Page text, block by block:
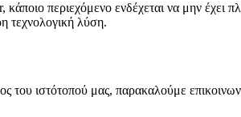
περιεχόμενο ενδέχεται να μην έχει
τεχνολογική λύση.
ιστότοπού μας, παρακαλούμε